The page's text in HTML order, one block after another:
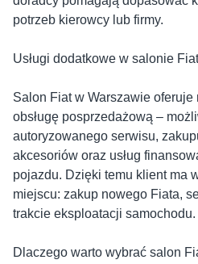
potrzeb kierowcy lub firmy.
Usługi dodatkowe w salonie
Salon Fiat w Warszawie
obsługę posprzedażową –
autoryzowanego serwisu,
akcesoriów oraz usług
pojazdu. Dzięki temu klient ma
miejscu: zakup nowego Fiata,
trakcie eksploatacji samochodu.
Dlaczego warto wybrać salon